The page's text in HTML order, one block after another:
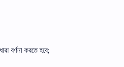
বর্ণনা করতে হবে;